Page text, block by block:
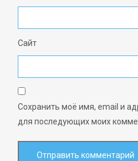
Сайт
Сохранить моё имя, email и
для последующих моих